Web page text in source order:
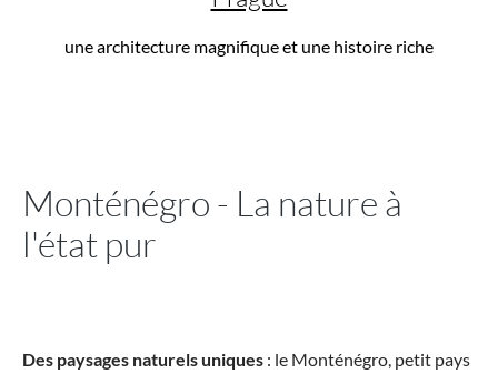
une architecture magnifique et une histoire riche
Monténégro - La nature à
l'état pur
Des paysages naturels uniques : le Monténégro, petit pays